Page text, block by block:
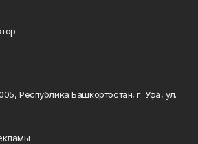
Республика Башкортостан, г. Уфа, ул.